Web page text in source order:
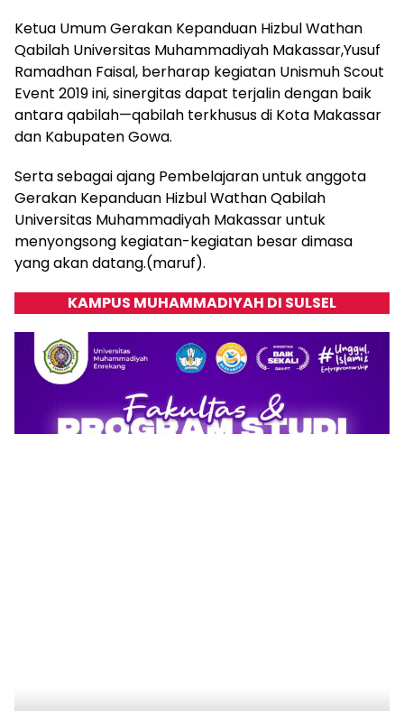
Ketua Umum Gerakan Kepanduan Hizbul Wathan
Qabilah Universitas Muhammadiyah Makassar,Yusuf
Ramadhan Faisal, berharap kegiatan Unismuh Scout
Event 2019 ini, sinergitas dapat terjalin dengan baik
antara qabilah—qabilah terkhusus di Kota Makassar
dan Kabupaten Gowa.
Serta sebagai ajang Pembelajaran untuk anggota
Gerakan Kepanduan Hizbul Wathan Qabilah
Universitas Muhammadiyah Makassar untuk
menyongsong kegiatan-kegiatan besar dimasa
yang akan datang.(maruf).
KAMPUS MUHAMMADIYAH DI SULSEL